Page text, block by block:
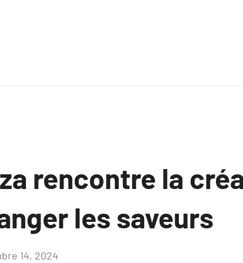
rencontre la
les saveurs
14, 2024